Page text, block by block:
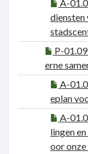
A-
diensten
P-
erne
A-
eplan
A-
lingen
oor